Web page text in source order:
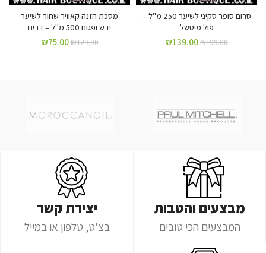
סרום סופר סקיני לשיער 250 מ"ל –
פול מיטשל
₪199.00
₪139.00
מסכת הזנה קאוויר שחור לשיער
יבש ופגום 500 מ"ל – דרים
₪129.00
₪75.00
מבצעים והטבות
המבצעים הכי טובים
יצירת קשר
בצ'ט, טלפון או במייל